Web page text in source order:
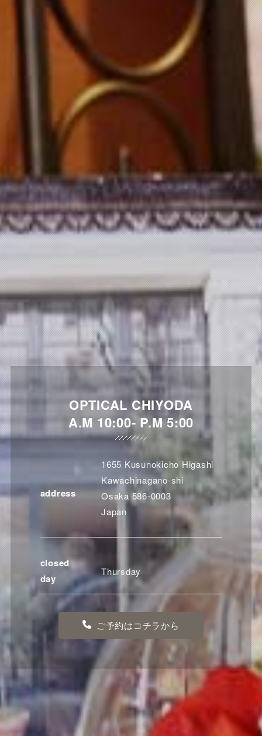
OPTICAL CHIYODA
A.M 10:00- P.M 5:00
address
1655 Kusunokicho Higashi
Kawachinagano-shi
Osaka 586-0003
Japan
closed
day
Thursday
ご予約はコチラから